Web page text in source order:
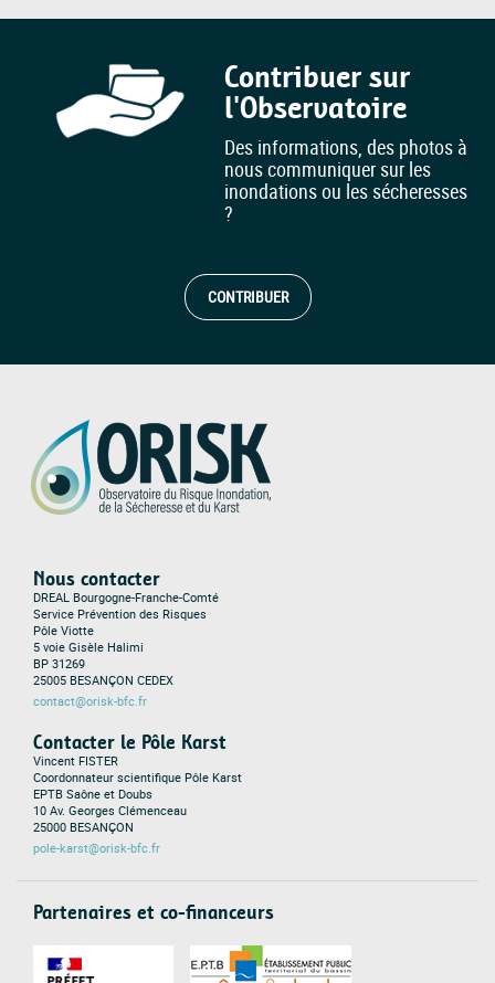
Contribuer sur
l'Observatoire
Des informations, des photos à
nous communiquer sur les
inondations ou les sécheresses
?
CONTRIBUER
Nous contacter
DREAL Bourgogne-Franche-Comté
Service Prévention des Risques
Pôle Viotte
5 voie Gisèle Halimi
BP 31269
25005 BESANÇON CEDEX
contact@orisk-bfc.fr
Contacter le Pôle Karst
Vincent FISTER
Coordonnateur scientifique Pôle Karst
EPTB Saône et Doubs
10 Av. Georges Clémenceau
25000 BESANÇON
pole-karst@orisk-bfc.fr
Partenaires et co-financeurs